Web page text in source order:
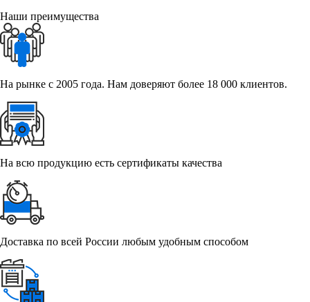
Наши преимущества
На рынке с 2005 года. Нам доверяют более 18 000 клиентов.
На всю продукцию есть сертификаты качества
Доставка по всей России любым удобным способом